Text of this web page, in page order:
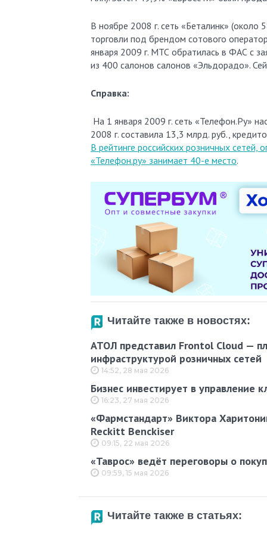
В ноябре 2008 г. сеть «Беталинк» (около
торговли под брендом сотового
января 2009 г. МТС обратилась в ФАС с
из 400 салонов салонов «Эльдорадо».
Справка:
На 1 января 2009 г. сеть «Телефон.Ру»
2008 г. составила 13,3 млрд. руб.,
В рейтинге российских розничных
«Телефон.ру» занимает 40-е место.
Читайте также в новостях:
АТОЛ представил Frontol Cloud —
инфраструктурой розничных сетей
14:52, 28 мая 2026
Бизнес инвестирует в управление
16:23, 27 мая 2026
«Фармстандарт» Виктора
Reckitt Benckiser
09:15, 22 мая 2026
«Таврос» ведёт переговоры о
09:59, 15 мая 2026
Читайте также в статьях: